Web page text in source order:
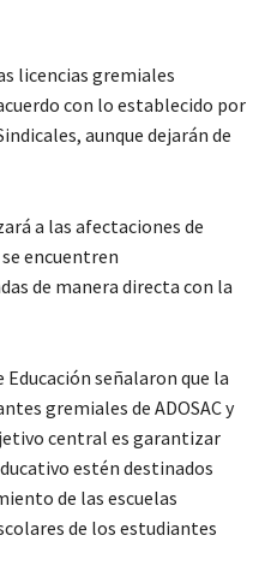
licencias gremiales
con lo establecido por
aunque dejarán de
a las afectaciones de
encuentren
de manera directa con la
Educación señalaron que la
gremiales de ADOSAC y
central es garantizar
estén destinados
de las escuelas
de los estudiantes